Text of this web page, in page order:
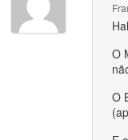
O
O